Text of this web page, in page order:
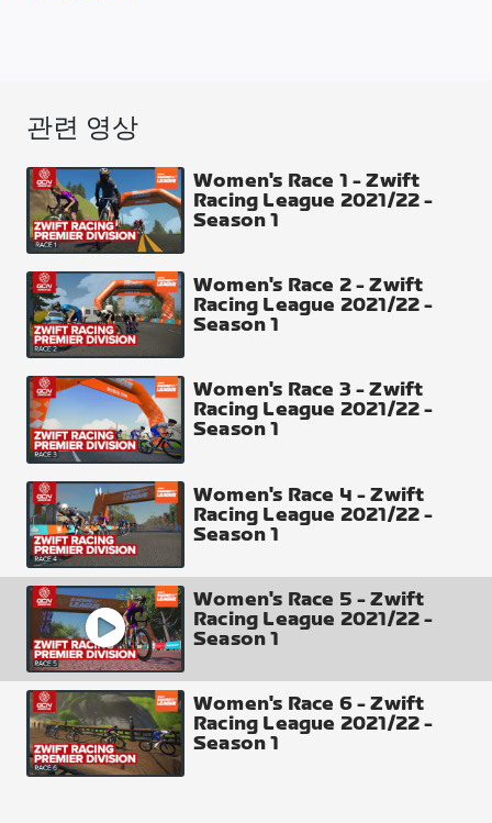
31.04 km
Elevation Gain
147 m
Intermediate Time Checks
The Mall + Westminster + Lower Thames Street
Intermediate Time Check 1 - The Mall
관련 영상
Women's Race 1 - Zwift
Racing League 2021/22 -
Season 1
Women's Race 2 - Zwift
Racing League 2021/22 -
Season 1
Women's Race 3 - Zwift
Racing League 2021/22 -
Season 1
Women's Race 4 - Zwift
Racing League 2021/22 -
Season 1
Women's Race 5 - Zwift
Racing League 2021/22 -
Season 1
Women's Race 6 - Zwift
Racing League 2021/22 -
Season 1